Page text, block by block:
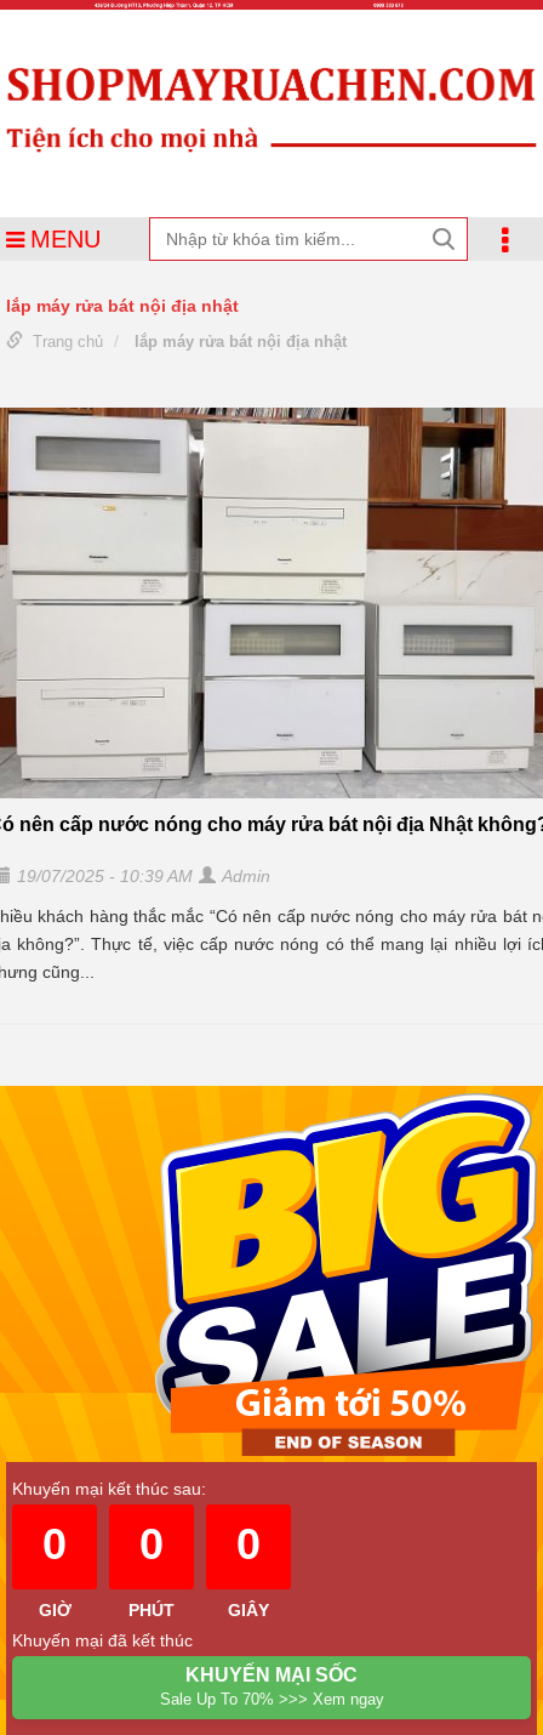
MENU
lắp máy rửa bát nội địa nhật
Trang chủ lắp máy rửa bát nội địa nhật
nên cấp nước nóng cho máy rửa bát nội địa Nhật
19/07/2025 - 10:39 AM Admin
khách hàng thắc mắc “Có nên cấp nước nóng cho máy rửa bát
không?”. Thực tế, việc cấp nước nóng có thể mang lại nhiều lợi
cũng...
Khuyến mại kết thúc sau:
0
GIỜ
0
PHÚT
0
GIÂY
Khuyến mại đã kết thúc
KHUYẾN MẠI SỐC
Sale Up To 70% >>> Xem ngay